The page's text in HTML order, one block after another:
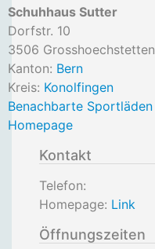
Schuhhaus Sutter
Dorfstr. 10
3506 Grosshoechstetten
Kanton: Bern
Kreis: Konolfingen
Benachbarte Sportläden
Homepage
Kontakt
Telefon:
Homepage: Link
Öffnungszeiten